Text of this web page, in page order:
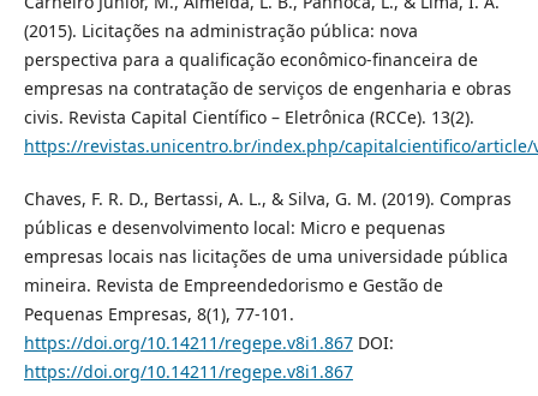
(2015). Licitações na administração pública: nova
perspectiva para a qualificação econômico-financeira de
empresas na contratação de serviços de engenharia e obras
civis. Revista Capital Científico – Eletrônica (RCCe). 13(2).
https://revistas.unicentro.br/index.php/capitalcientifico/article/
Chaves, F. R. D., Bertassi, A. L., & Silva, G. M. (2019). Compras
públicas e desenvolvimento local: Micro e pequenas
empresas locais nas licitações de uma universidade pública
mineira. Revista de Empreendedorismo e Gestão de
Pequenas Empresas, 8(1), 77-101.
https://doi.org/10.14211/regepe.v8i1.867DOI:
https://doi.org/10.14211/regepe.v8i1.867